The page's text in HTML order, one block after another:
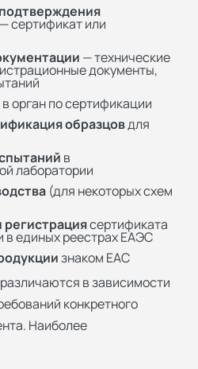
— сертификат или
— технические
документы,
в орган по сертификации
образцовдля
в
лаборатории
(для некоторых схем
сертификата
в единых реестрах ЕАЭС
знаком ЕАС
в зависимости
конкретного
Наиболее